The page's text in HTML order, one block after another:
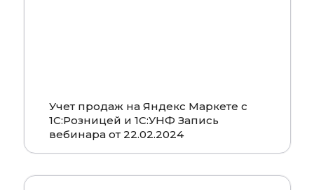
Учет продаж на Яндекс Маркете с
1С:Розницей и 1С:УНФ Запись
вебинара от 22.02.2024